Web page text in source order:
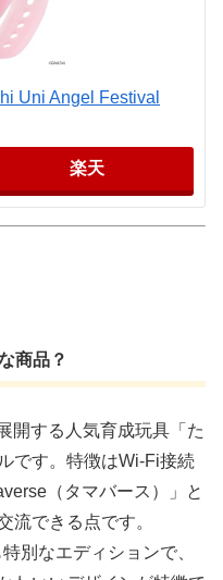
Uni Angel Festival
楽天
商品？
開する人気育成玩具「た
です。特徴はWi-Fi接続
（タマバース）」と
流できる点です。
別なエディションで、